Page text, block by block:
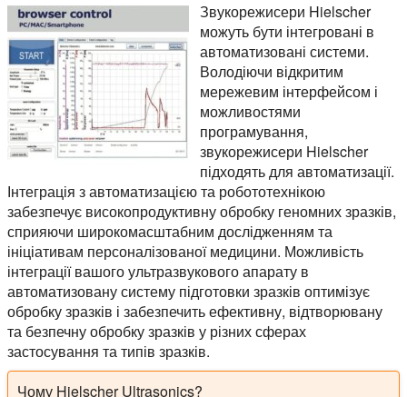
Звукорежисери Hielscher
можуть бути інтегровані в
автоматизовані системи.
Володіючи відкритим
мережевим інтерфейсом і
можливостями
програмування,
звукорежисери Hielscher
підходять для автоматизації.
Інтеграція з автоматизацією та робототехнікою
забезпечує високопродуктивну обробку геномних зразків,
сприяючи широкомасштабним дослідженням та
ініціативам персоналізованої медицини. Можливість
інтеграції вашого ультразвукового апарату в
автоматизовану систему підготовки зразків оптимізує
обробку зразків і забезпечить ефективну, відтворювану
та безпечну обробку зразків у різних сферах
застосування та типів зразків.
Чому Hielscher Ultrasonics?